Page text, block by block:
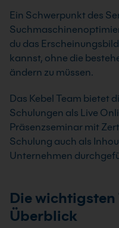
Ein Schwerpunkt des
du das
kannst, ohne die
ändern zu müssen.
Das Kebel Team bietet
Schulungen als Live
Präsenzseminar mit
Schulung auch als
Unternehmen
Die wichtigsten
Überblick